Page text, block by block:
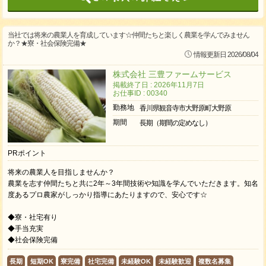
当社では将来の農業人を育成しています☆仲間たちと楽しく農業を学んでみません
か？★寮・社会保険完備★
情報更新日 2026/08/04
株式会社 三豊ファームサービス
掲載終了日 : 2026年11月7日
お仕事ID : 00340
勤務地
香川県観音寺市大野原町大野原
期間
長期（期間の定めなし）
PRポイント
将来の農業人を目指しませんか？
農業を志す仲間たちと共に2年～3年間技術や知識を学んでいただきます。知名
度あるプロ農家がしっかり指導にあたりますので、安心です☆
◆寮・社宅有り
◆手当充実
◆社会保険完備
長期 短期OK 寮完備 社宅完備 未経験OK 未経験歓迎 複数名募集